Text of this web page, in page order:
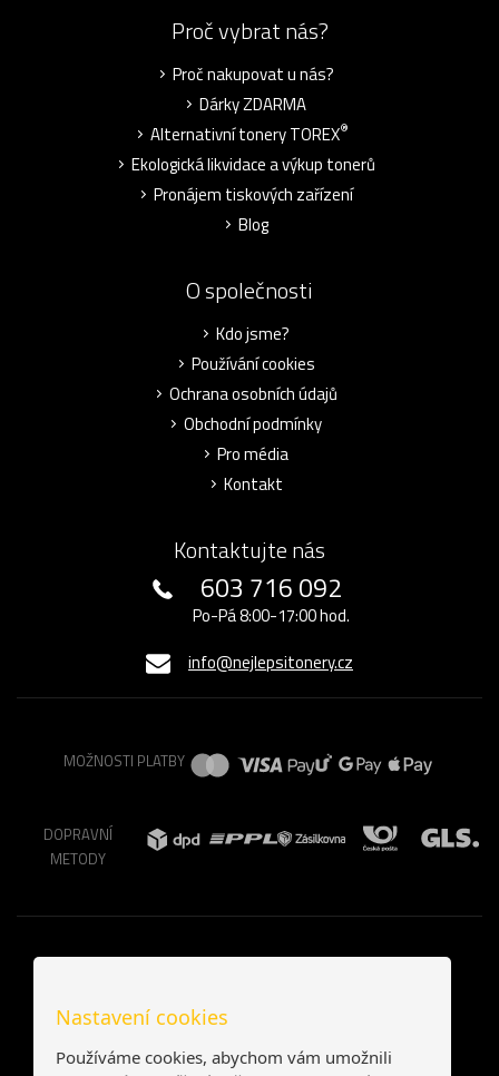
Proč vybrat nás?
Proč nakupovat u nás?
Dárky ZDARMA
Alternativní tonery TOREX®
Ekologická likvidace a výkup tonerů
Pronájem tiskových zařízení
Blog
O společnosti
Kdo jsme?
Používání cookies
Ochrana osobních údajů
Obchodní podmínky
Pro média
Kontakt
Kontaktujte nás
603 716 092
Po-Pá 8:00-17:00 hod.
info@nejlepsitonery.cz
MOŽNOSTI PLATBY
DOPRAVNÍ
METODY
Nastavení cookies
Používáme cookies, abychom vám umožnili